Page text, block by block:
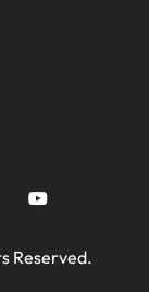
Reserved.